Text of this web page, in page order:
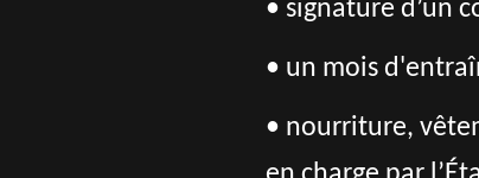
• signature d’un
• un mois
• nourriture,